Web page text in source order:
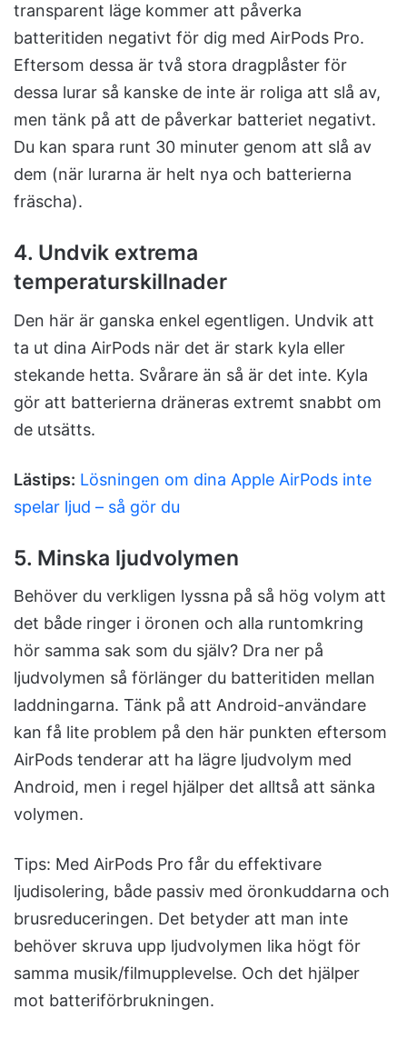
transparent läge kommer att påverka
batteritiden negativt för dig med AirPods Pro.
Eftersom dessa är två stora dragplåster för
dessa lurar så kanske de inte är roliga att slå av,
men tänk på att de påverkar batteriet negativt.
Du kan spara runt 30 minuter genom att slå av
dem (när lurarna är helt nya och batterierna
fräscha).
4. Undvik extrema
temperaturskillnader
Den här är ganska enkel egentligen. Undvik att
ta ut dina AirPods när det är stark kyla eller
stekande hetta. Svårare än så är det inte. Kyla
gör att batterierna dräneras extremt snabbt om
de utsätts.
Lästips: Lösningen om dina Apple AirPods inte
spelar ljud – så gör du
5. Minska ljudvolymen
Behöver du verkligen lyssna på så hög volym att
det både ringer i öronen och alla runtomkring
hör samma sak som du själv? Dra ner på
ljudvolymen så förlänger du batteritiden mellan
laddningarna. Tänk på att Android-användare
kan få lite problem på den här punkten eftersom
AirPods tenderar att ha lägre ljudvolym med
Android, men i regel hjälper det alltså att sänka
volymen.
Tips: Med AirPods Pro får du effektivare
ljudisolering, både passiv med öronkuddarna och
brusreduceringen. Det betyder att man inte
behöver skruva upp ljudvolymen lika högt för
samma musik/filmupplevelse. Och det hjälper
mot batteriförbrukningen.